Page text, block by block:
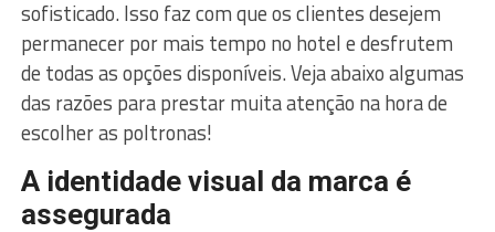
sofisticado. Isso faz com que os clientes desejem
permanecer por mais tempo no hotel e desfrutem
de todas as opções disponíveis. Veja abaixo algumas
das razões para prestar muita atenção na hora de
escolher as poltronas!
A identidade visual da marca é
assegurada